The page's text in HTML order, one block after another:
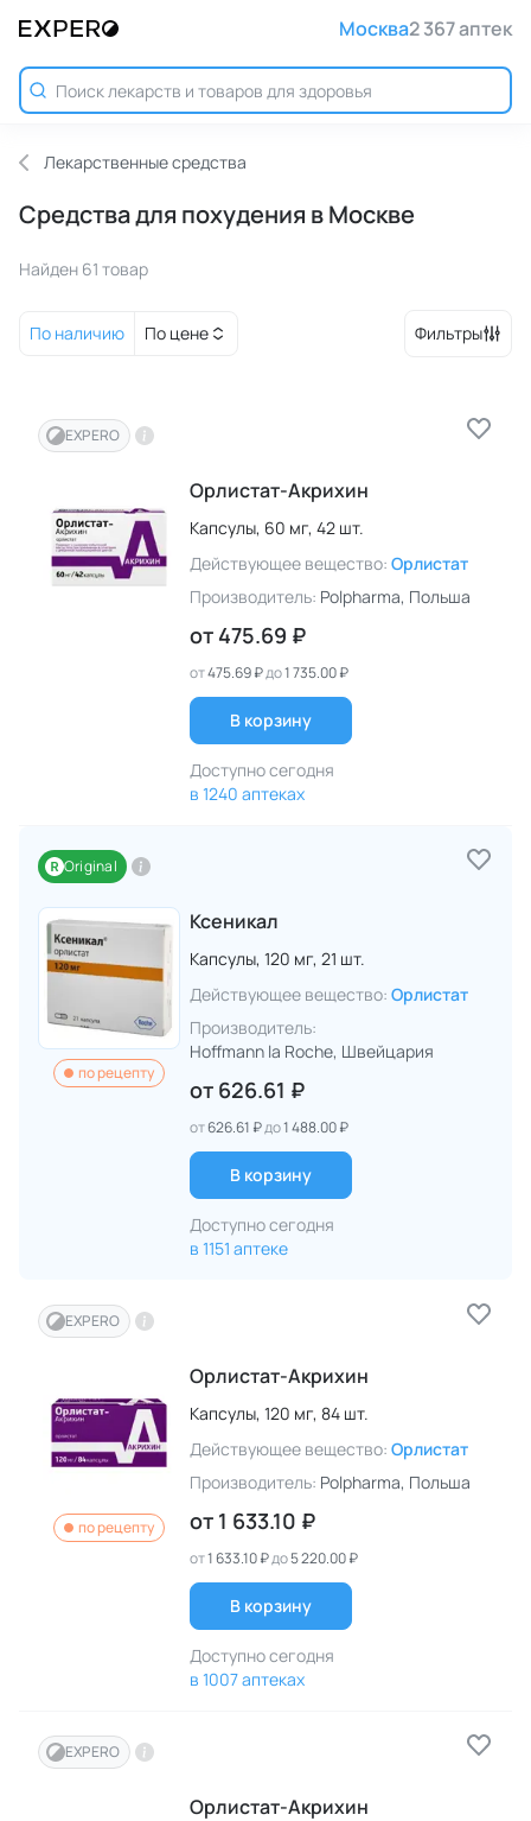
Москва2 367 аптек
Лекарственные средства
Средства для похудения в Москве
Найден 61 товар
По наличию По цене Фильтры
EXPERO
Орлистат-Акрихин
Капсулы, 60 мг, 42 шт.
Действующее вещество: Орлистат
Производитель: Polpharma, Польша
от 475.69 ₽
от475.69 ₽до1 735.00 ₽
В корзину
Доступно сегодня
в 1240 аптеках
Original
по рецепту
Ксеникал
Капсулы, 120 мг, 21 шт.
Действующее вещество: Орлистат
Производитель:
Hoffmann la Roche, Швейцария
от 626.61 ₽
от626.61 ₽до1 488.00 ₽
В корзину
Доступно сегодня
в 1151 аптеке
EXPERO
по рецепту
Орлистат-Акрихин
Капсулы, 120 мг, 84 шт.
Действующее вещество: Орлистат
Производитель: Polpharma, Польша
от 1 633.10 ₽
от1 633.10 ₽до5 220.00 ₽
В корзину
Доступно сегодня
в 1007 аптеках
EXPERO
Орлистат-Акрихин